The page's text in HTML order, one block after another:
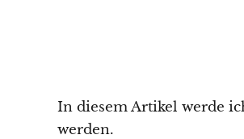
In diesem Artikel werde
werden.